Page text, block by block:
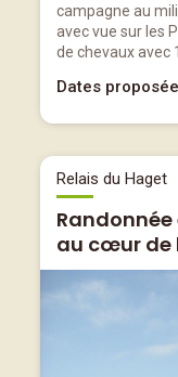
campagne au
avec vue sur les
de chevaux avec
Dates
Relais du Haget
au cœur de